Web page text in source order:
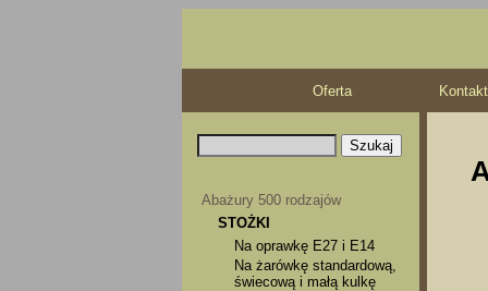
Oferta Kontakt
Abażury 500 rodzajów
STOŻKI
Na oprawkę E27 i E14
Na żarówkę standardową,
świecową i małą kulkę